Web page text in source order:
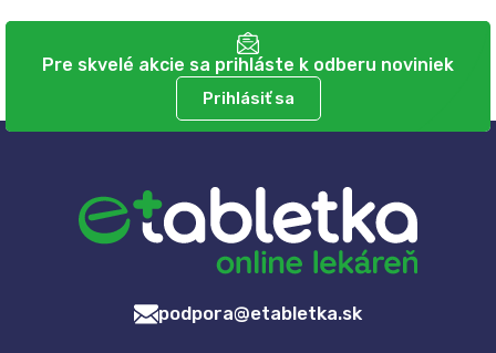
Pre skvelé akcie sa prihláste k odberu noviniek
Prihlásiť sa
podpora@etabletka.sk